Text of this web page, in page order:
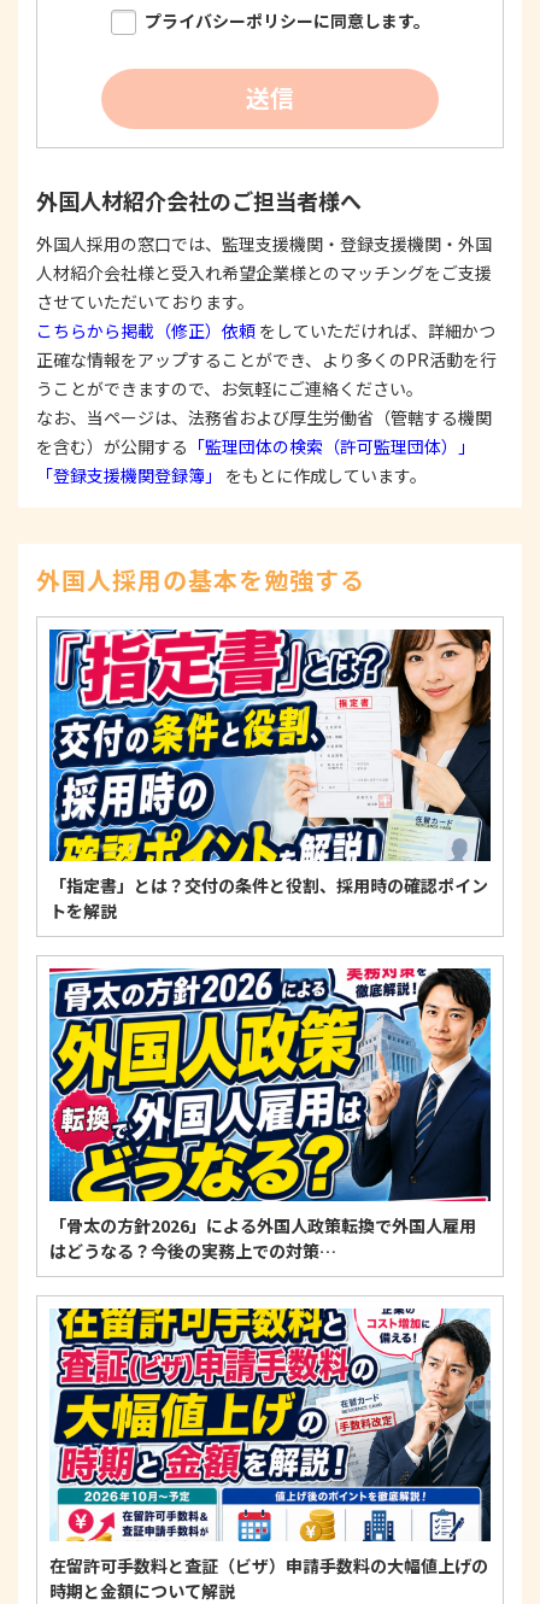
限り明確に特定し、その目的達成に必要な限度に
おいて適法かつ公正な手段を用い、同意を得て取
個人情報を利用する際は、本人に明示、通知、ま
たは公表した利用目的の範囲内に限定し、それに
反する目的外利用を行なわないための措置を講じ
する際は、本人が同意を与えた利用目的の範囲内
で、適法にこれを行います。
2. 安全対策の実施について
個人情報の正確性およびその利用の安全性を確保す
るため、情報セキュリティ対策を始めとする安全措
置を構築し、個人情報への不正アクセス、個人情報
の漏洩、滅失または毀損等の的確な防止とセキュリ
ティの是正に努めます。
3. 苦情および相談等に対する適正な対応について
本人からの苦情および相談があった場合には、適切
示、訂正、削除、または利用もしくは提供の停止等
を求められたときは、適法かつ遅滞なく応じます。
4. 法令・指針・規範の遵守について
適正な個人情報保護の実現のため、個人情報の取扱
いに関する法令、国が定める指針およびその他の規
範を遵守します。
個人情報に関するお問い合わせ窓口
〒125-0061東京都葛飾区亀有3-21-11 藍ビル202
TEL：0120-550-580
株式会社 アルフォース･ワン 個人情報保護担当
プライバシーポリシーに同意します。
送信
外国人材紹介会社のご担当者様へ
外国人採用の窓口では、監理支援機関・登録支援機関・外国
人材紹介会社様と受入れ希望企業様とのマッチングをご支援
させていただいております。
こちらから掲載（修正）依頼 をしていただければ、詳細かつ
正確な情報をアップすることができ、より多くのPR活動を行
うことができますので、お気軽にご連絡ください。
なお、当ページは、法務省および厚生労働省（管轄する機関
を含む）が公開する 「監理団体の検索（許可監理団体）」
「登録支援機関登録簿」
をもとに作成しています。
外国人採用の基本を勉強する
「指定書」とは？交付の条件と役割、採用時の確認ポイン
トを解説
「骨太の方針2026」による外国人政策転換で外国人雇用
はどうなる？今後の実務上での対策…
在留許可手数料と査証（ビザ）申請手数料の大幅値上げの
時期と金額について解説